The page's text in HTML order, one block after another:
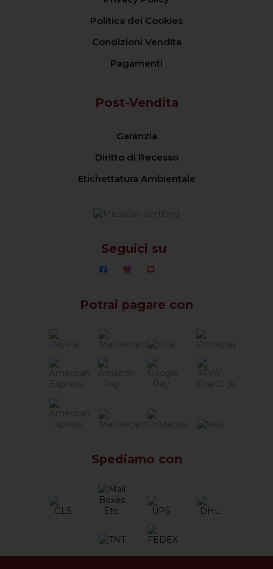
Politica dei Cookies
Condizioni Vendita
Pagamenti
Post-Vendita
Garanzia
Diritto di Recesso
Etichettatura Ambientale
Seguici su
Potrai pagare con
Spediamo con